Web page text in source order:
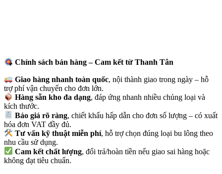
Chính sách bán hàng – Cam kết từ Thanh Tân
Giao hàng nhanh toàn quốc, nội thành giao trong ngày – hỗ
trợ phí vận chuyển cho đơn lớn.
Hàng sẵn kho đa dạng, đáp ứng nhanh nhiều chủng loại và
kích thước.
Báo giá rõ ràng, chiết khấu hấp dẫn cho đơn số lượng – có xuất
hóa đơn VAT đầy đủ.
Tư vấn kỹ thuật miễn phí, hỗ trợ chọn đúng loại bu lông theo
nhu cầu sử dụng.
Cam kết chất lượng, đổi trả/hoàn tiền nếu giao sai hàng hoặc
không đạt tiêu chuẩn.